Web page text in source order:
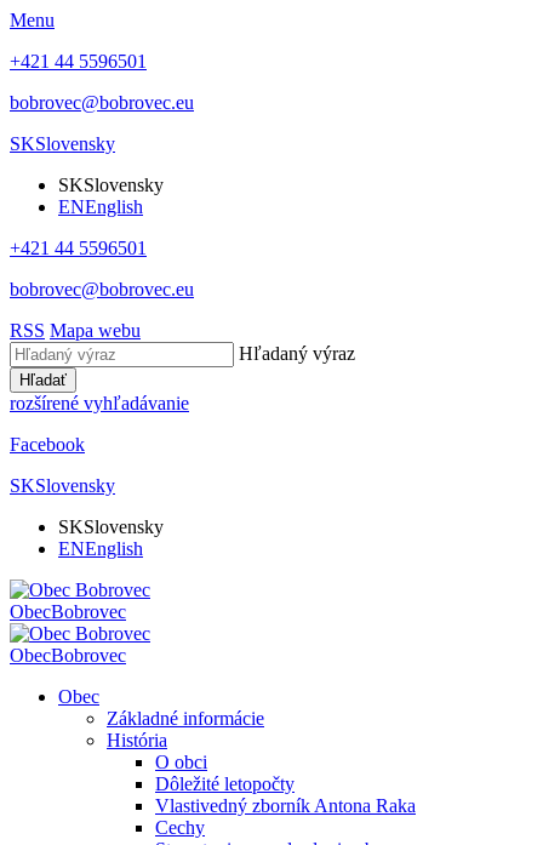
Menu
+421 44 5596501
bobrovec@bobrovec.eu
SKSlovensky
SKSlovensky
ENEnglish
+421 44 5596501
bobrovec@bobrovec.eu
RSS Mapa webu
Hľadaný výraz
Hľadať
rozšírené vyhľadávanie
Facebook
SKSlovensky
SKSlovensky
ENEnglish
ObecBobrovec
ObecBobrovec
Obec
Základné informácie
História
O obci
Dôležité letopočty
Vlastivedný zborník Antona Raka
Cechy